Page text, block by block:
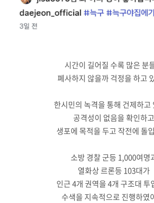
시간이 길어질 수록 많은 분
폐사하지 않을까 걱정을 하고
한시민의 녹격을 통해 건제하고
공격성이 없음을 확인하고
생포에 목적을 두고 작전에 돌
소방 경찰 군등 1,000여명
열화상 르론등 103대가
인근 4개 권역을 4개 구조대 투
수색을 지속적으로 진행하였